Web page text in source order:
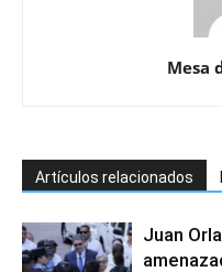
Mesa
Artículos relacionados
Juan